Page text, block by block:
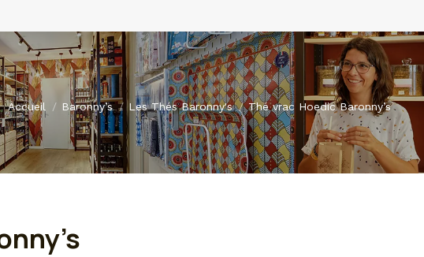
Vous êtes ici :
Accueil Baronny’s Les Thés Baronny's Thé vrac Hoedic Baronny’s